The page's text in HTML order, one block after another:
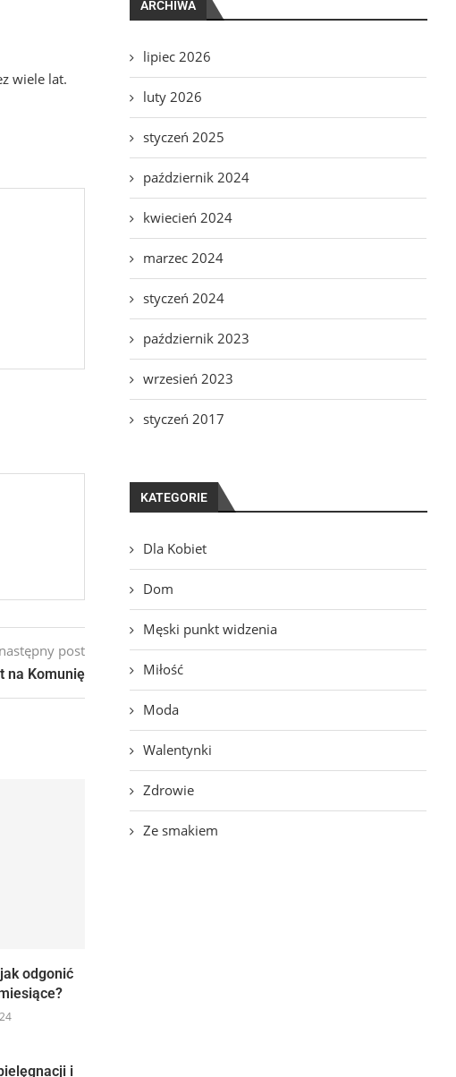
wiele lat.
następny post
na Komunię
odgonić
i
ARCHIWA
lipiec 2026
luty 2026
styczeń 2025
październik 2024
kwiecień 2024
marzec 2024
styczeń 2024
październik 2023
wrzesień 2023
styczeń 2017
KATEGORIE
Dla Kobiet
Dom
Męski punkt widzenia
Miłość
Moda
Walentynki
Zdrowie
Ze smakiem